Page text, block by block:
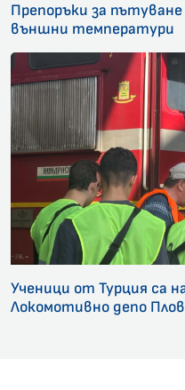
Препоръки за
външни температури
Ученици от Турция са
Локомотивно депо